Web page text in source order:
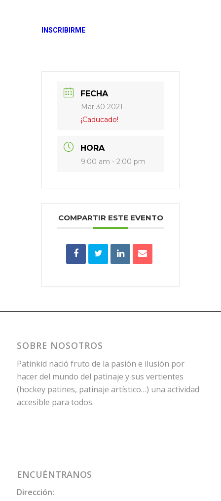
INSCRIBIRME
FECHA
Mar 30 2021
¡Caducado!
HORA
9:00 am - 2:00 pm
COMPARTIR ESTE EVENTO
SOBRE NOSOTROS
Patinkid nació fruto de la pasión e ilusión por
hacer del mundo del patinaje y sus vertientes
(hockey patines, patinaje artístico…) una actividad
accesible para todos.
ENCUÉNTRANOS
Dirección: